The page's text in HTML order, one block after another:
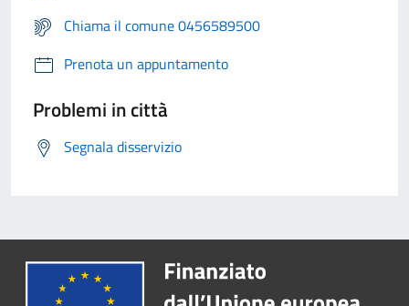
Chiama il comune 0456589500
Prenota un appuntamento
Problemi in città
Segnala disservizio